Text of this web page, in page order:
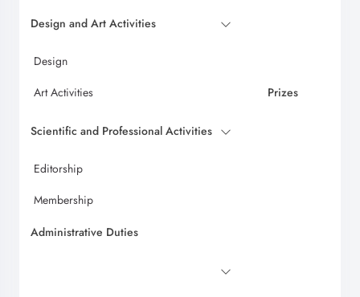
Design and Art Activities
Design
Art Activities
Prizes
Scientific and Professional Activities
Editorship
Membership
Administrative Duties